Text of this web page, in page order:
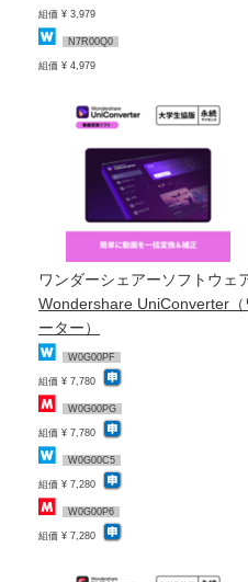
組価 ¥ 3,979
N7R00Q0
組価 ¥ 4,979
ワンダーシェアーソフトウェ
Wondershare UniConverter
ーター）
W0G00PF
組価 ¥ 7,780
W0G00PG
組価 ¥ 7,780
W0G00C5
組価 ¥ 7,280
W0G00P6
組価 ¥ 7,280